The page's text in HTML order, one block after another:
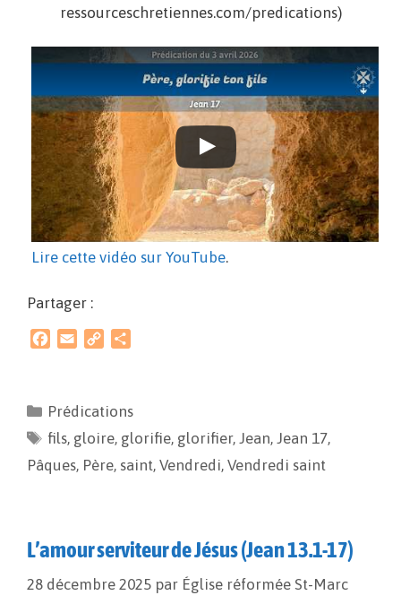
ressourceschretiennes.com/predications)
Lire cette vidéo sur YouTube.
Partager :
b
o
k
l
L
i
a
g
e
Prédications
fils, gloire, glorifie, glorifier,Jean,Jean 17,
Pâques, Père, saint, Vendredi, Vendredi saint
L’amour serviteur de Jésus (Jean 13.1-17)
28 décembre 2025 par Église réformée St-Marc